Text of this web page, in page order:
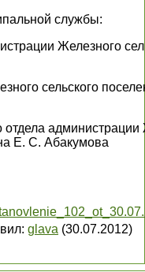
службы:
Железного
сельского
администрации
Е. С. Абакумова
: glava (30.07.2012)